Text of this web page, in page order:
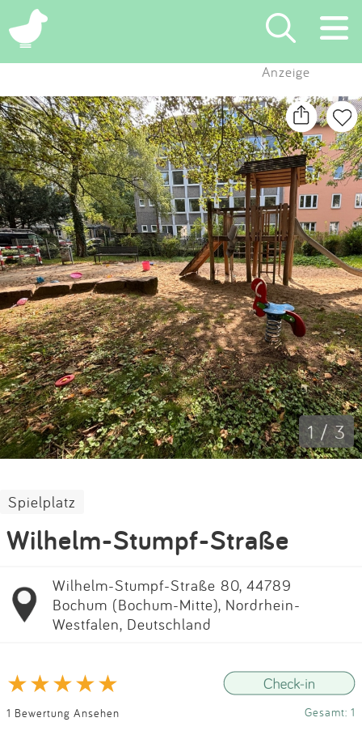
×
Suchen
Eintragen
App
Blog
Partner
Kontakt
Impressum
Anmelden
Anzeige
1 / 3
Spielplatz
Wilhelm-Stumpf-Straße
Wilhelm-Stumpf-Straße 80, 44789
Bochum (Bochum-Mitte), Nordrhein-
Westfalen, Deutschland
1 Bewertung Ansehen Gesamt: 1